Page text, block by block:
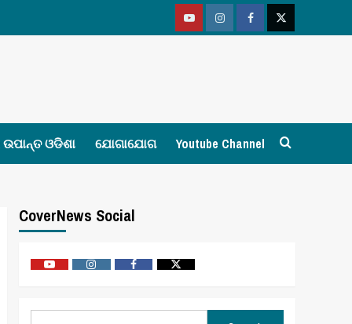
YoutubeVimeoFacebookTwitter
ଓଡିଶା ଯୋଗାଯୋଗ Youtube Channel
CoverNews Social
YoutubeVimeo FacebookTwitter